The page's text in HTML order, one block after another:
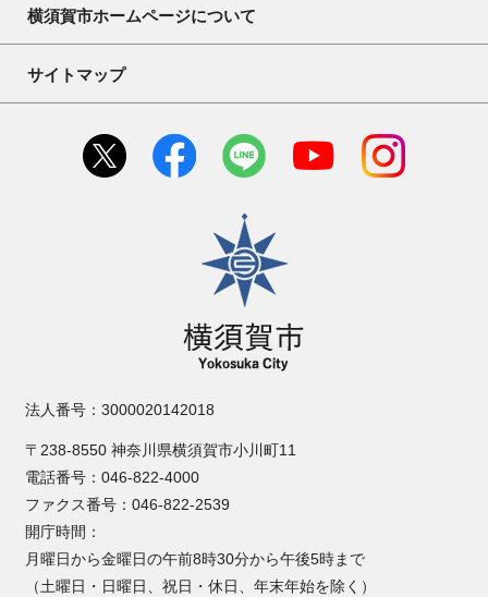
横須賀市ホームページについて
サイトマップ
横須賀市
法人番号：3000020142018
〒238-8550 神奈川県横須賀市小川町11
電話番号：046-822-4000
ファクス番号：046-822-2539
開庁時間：
月曜日から金曜日の午前8時30分から午後5時まで
（土曜日・日曜日、祝日・休日、年末年始を除く）